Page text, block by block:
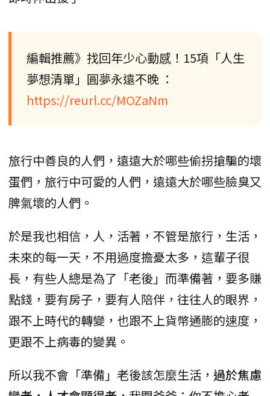
編輯推薦》找回年少心動感！15項「人生
夢想清單」圓夢永遠不晚 ：
https://reurl.cc/MOZaNm
旅行中善良的人們，遠遠大於哪些偷拐搶騙的壞
蛋們，旅行中可愛的人們，遠遠大於哪些臉臭又
脾氣壞的人們。
於是我也相信，人，活著，不管是旅行，生活，
未來的每一天，不用過度擔憂太多，這輩子很
長，有些人總是為了「老後」而準備著，要多賺
點錢，要有房子，要有人陪伴，往往人的眼界，
跟不上時代的轉變，也跟不上貨幣通膨的速度，
更跟不上病毒的變異。
所以我不會「準備」老後該怎麼生活， 過於焦慮